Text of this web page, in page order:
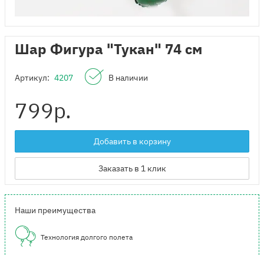
Шар Фигура "Тукан" 74 см
Артикул: 4207 В наличии
799р.
Добавить в корзину
Заказать в 1 клик
Наши преимущества
Технология долгого полета